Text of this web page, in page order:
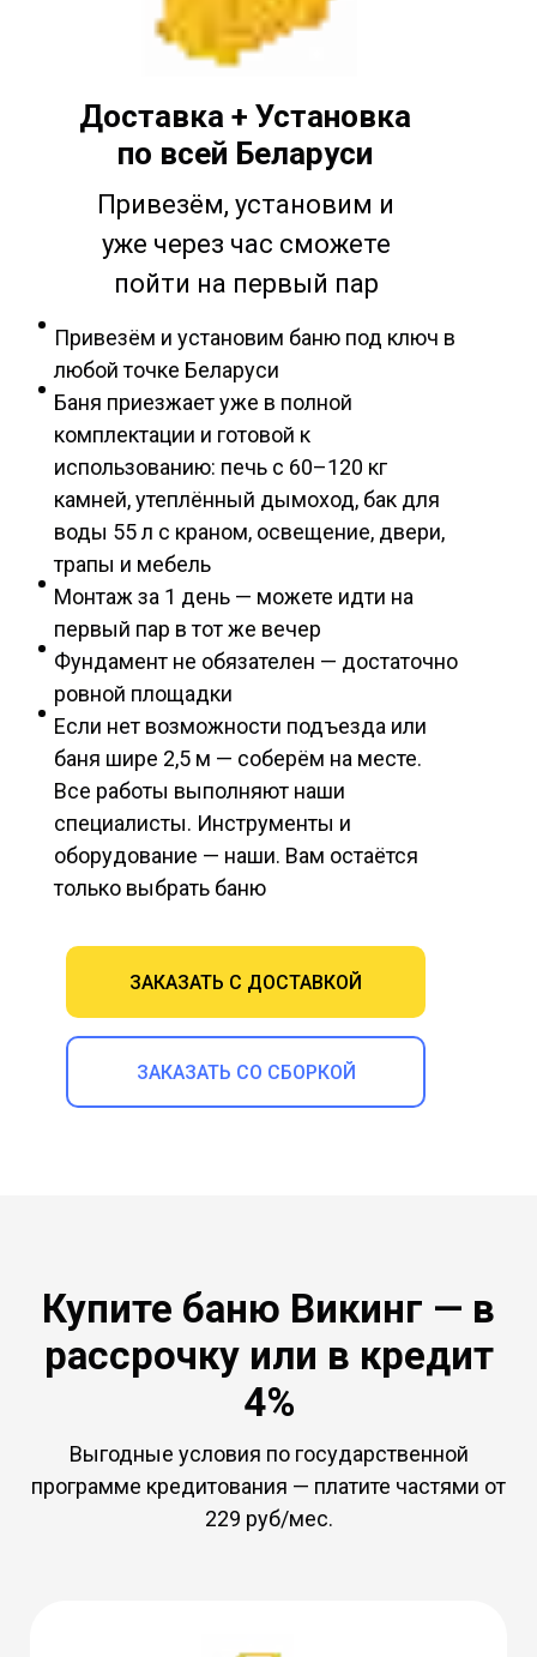
Привезём, установим и
уже через час сможете
пойти на первый пар
ЗАКАЗАТЬ СО СБОРКОЙ
ЗАКАЗАТЬ С ДОСТАВКОЙ
Доставка + Установка
по всей Беларуси
Привезём и установим баню под ключ в
любой точке Беларуси
Баня приезжает уже в полной
комплектации и готовой к
использованию: печь с 60–120 кг
камней, утеплённый дымоход, бак для
воды 55 л с краном, освещение, двери,
трапы и мебель
Монтаж за 1 день — можете идти на
первый пар в тот же вечер
Фундамент не обязателен — достаточно
ровной площадки
Если нет возможности подъезда или
баня шире 2,5 м — соберём на месте.
Все работы выполняют наши
специалисты. Инструменты и
оборудование — наши. Вам остаётся
только выбрать баню
Купите баню Викинг — в
рассрочку или в кредит
4%
Выгодные условия по государственной
программе кредитования — платите частями от
229 руб/мес.